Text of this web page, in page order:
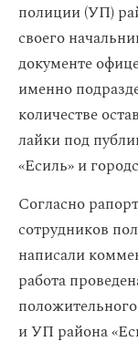
полиции (УП)
своего
документе
именно
количестве
лайки под
«Есиль» и
Согласно
сотрудников
написали
работа
и УП района